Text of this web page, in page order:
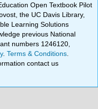
Open Textbook Pilot
the UC Davis Library,
Learning Solutions
previous National
numbers 1246120,
.Terms & Conditions
contact us